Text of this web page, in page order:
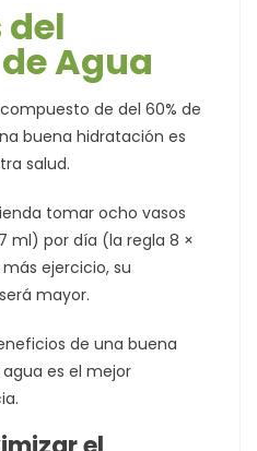
del
Agua
de del 60% de
buena hidratación es
salud.
tomar ocho vasos
ml) por día (la regla 8 ×
ejercicio, su
mayor.
de una buena
es el mejor